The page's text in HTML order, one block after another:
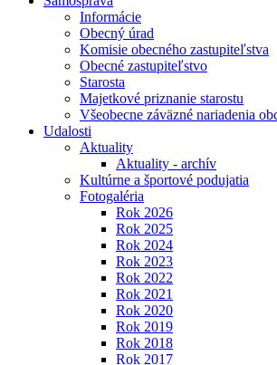
Informácie
Obecný úrad
Komisie obecného zastupiteľstva
Obecné zastupiteľstvo
Starosta
Majetkové priznanie starostu
Všeobecne záväzné nariadenia
Udalosti
Aktuality
Aktuality - archív
Kultúrne a športové podujatia
Fotogaléria
Rok 2026
Rok 2025
Rok 2024
Rok 2023
Rok 2022
Rok 2021
Rok 2020
Rok 2019
Rok 2018
Rok 2017